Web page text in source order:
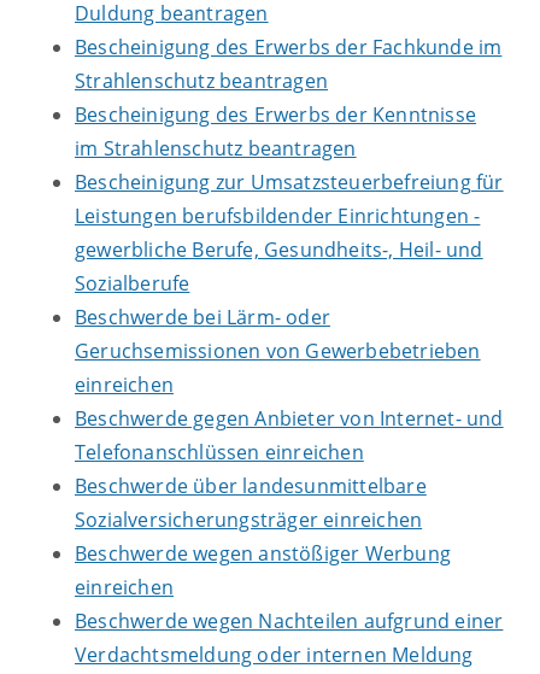
Duldung beantragen
Bescheinigung des Erwerbs der Fachkunde im
Strahlenschutz beantragen
Bescheinigung des Erwerbs der Kenntnisse
im Strahlenschutz beantragen
Bescheinigung zur Umsatzsteuerbefreiung für
Leistungen berufsbildender Einrichtungen -
gewerbliche Berufe, Gesundheits-, Heil- und
Sozialberufe
Beschwerde bei Lärm- oder
Geruchsemissionen von Gewerbebetrieben
einreichen
Beschwerde gegen Anbieter von Internet- und
Telefonanschlüssen einreichen
Beschwerde über landesunmittelbare
Sozialversicherungsträger einreichen
Beschwerde wegen anstößiger Werbung
einreichen
Beschwerde wegen Nachteilen aufgrund einer
Verdachtsmeldung oder internen Meldung